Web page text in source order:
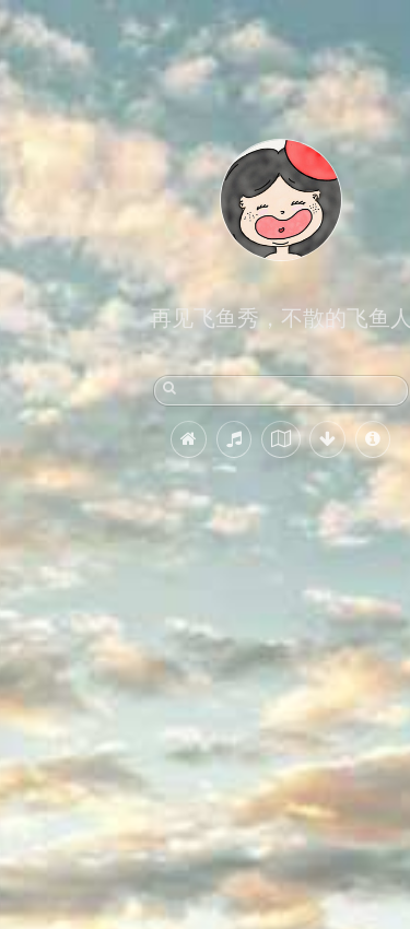
再见飞鱼秀，不散的飞鱼人